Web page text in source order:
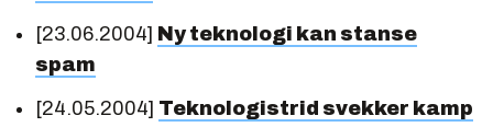
[23.06.2004] Ny teknologi kan stanse
spam
[24.05.2004] Teknologistrid svekker kamp